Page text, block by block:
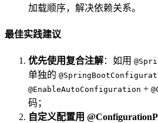
加载顺序，解决依赖关系。
最佳实践建议
优先使用复合注解：如用
单独的
@EnableAutoConfiguration +
码；
自定义配置用